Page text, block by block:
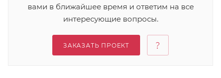
вами в ближайшее время и ответим на все
интересующие вопросы.
ЗАКАЗАТЬ ПРОЕКТ